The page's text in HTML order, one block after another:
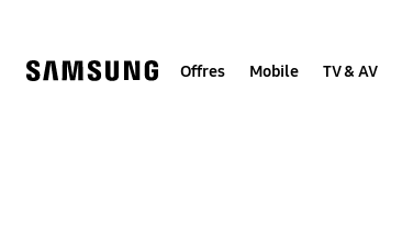
Offres Mobile TV & AV